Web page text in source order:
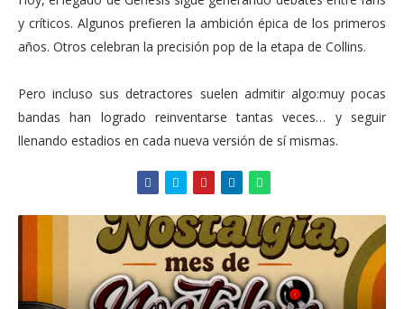
y críticos. Algunos prefieren la ambición épica de los primeros
años. Otros celebran la precisión pop de la etapa de Collins.
Pero incluso sus detractores suelen admitir algo:muy pocas
bandas han logrado reinventarse tantas veces… y seguir
llenando estadios en cada nueva versión de sí mismas.